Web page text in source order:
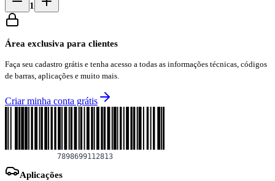
1
Área exclusiva para clientes
Faça seu cadastro grátis e tenha acesso a todas as informações técnicas, códigos
de barras, aplicações e muito mais.
Criar minha conta grátis
Aplicações